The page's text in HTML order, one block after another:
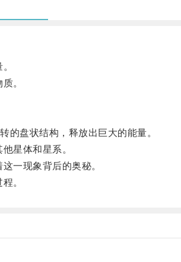
。
盘状结构，释放出巨大的能量。
星体和星系。
一现象背后的奥秘。
。